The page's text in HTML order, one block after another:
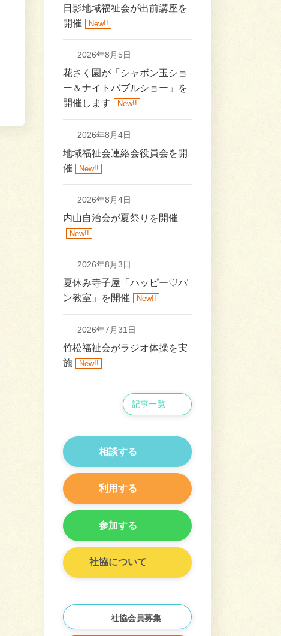
日影地域福祉会が出前講座を
開催
New!!
2026年8月5日
花さく園が「シャボン玉ショ
ー＆ナイトバブルショー」を
開催します
New!!
2026年8月4日
地域福祉会連絡会役員会を開
催
New!!
2026年8月4日
内山自治会が夏祭りを開催
New!!
2026年8月3日
夏休み寺子屋「ハッピー♡パ
ン教室」を開催
New!!
2026年7月31日
竹松福祉会がラジオ体操を実
施
New!!
記事一覧
相談する
利用する
参加する
社協について
社協会員募集